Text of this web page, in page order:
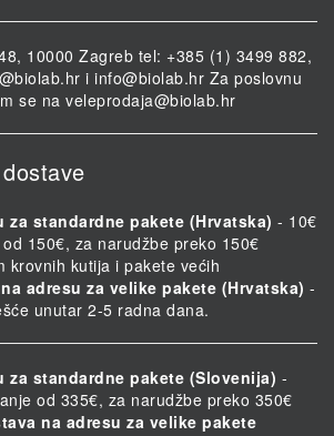
10000 Zagreb tel: +385 (1) 3499 882,
i info@biolab.hr Za poslovnu
se na veleprodaja@biolab.hr
za standardne pakete (Hrvatska) - 10€
150€, za narudžbe preko 150€
krovnih kutija i pakete većih
adresu za velike pakete (Hrvatska) -
unutar 2-5 radna dana.
za standardne pakete (Slovenija) -
od 335€, za narudžbe preko 350€
na adresu za velike pakete